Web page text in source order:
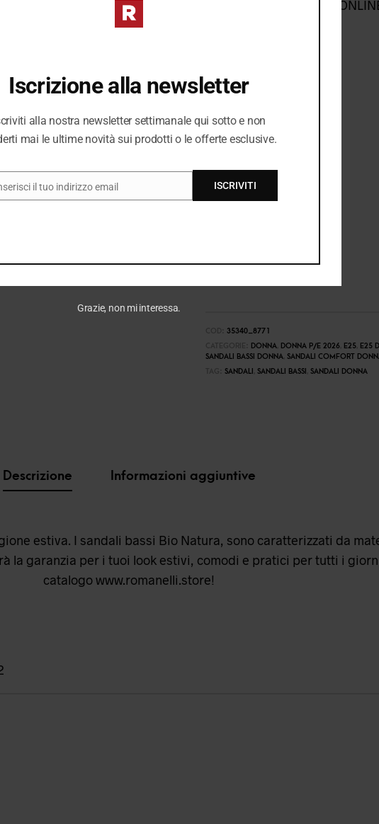
DIVERSI DAL NEGOZIO
35340_8771
DONNA, DONNA P/E 2026, E25, E25
SANDALI BASSI DONNA, SANDALI COMFORT
SANDALI SANDALI BASSI SANDALI DONNA
Descrizione Informazioni aggiuntive
estiva. I sandali bassi Bio Natura, sono caratterizzati da
la garanzia per i tuoi look estivi, comodi e pratici per tutti i
catalogowww.romanelli.store!
Iscrizione alla newsletter
alla nostra newsletter settimanale qui sotto e non
mai le ultime novità sui prodotti o le offerte esclusive.
il tuo indirizzo email ISCRIVITI
Grazie, non mi interessa.